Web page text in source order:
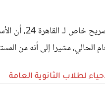
وأكد
الحالي، مشيرا إلى أنه من
لطلاب الثانوية العامة